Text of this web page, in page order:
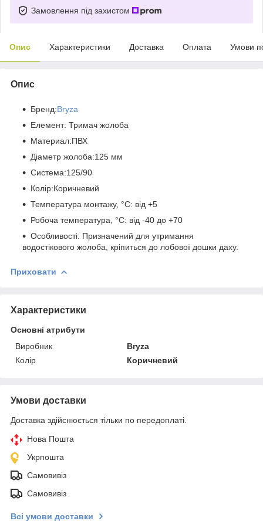
Замовлення під захистом
Опис Характеристики Доставка Оплата Умови
Опис
Бренд:Bryza
Елемент: Тримач жолоба
Материал:ПВХ
Діаметр жолоба:125 мм
Система:125/90
Колір:Коричневий
Температура монтажу, °C: від +5
Робоча температура, °C: від -40 до +70
Особливості: Призначений для утримання
водостікового жолоба, кріпиться до лобової дошки даху.
Приховати
Характеристики
Основні атрибути
Виробник
Bryza
Колір
Коричневий
Умови доставки
Доставка здійснюється тільки по передоплаті.
Нова Пошта
Укрпошта
Самовивіз
Самовивіз
Всі умови доставки